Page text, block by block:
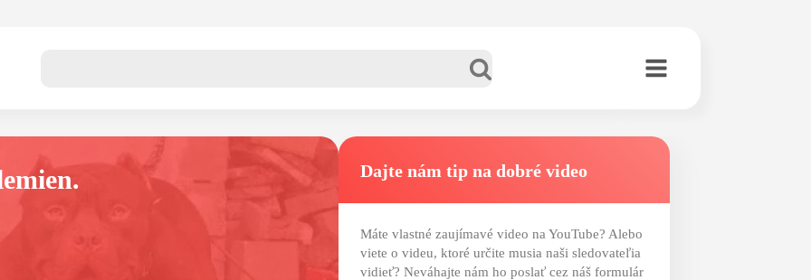
Dajte nám tip na dobré video
Máte vlastné zaujímavé video na YouTube? Alebo
viete o videu, ktoré určite musia naši sledovateľia
vidieť? Neváhajte nám ho poslať cez náš formulár